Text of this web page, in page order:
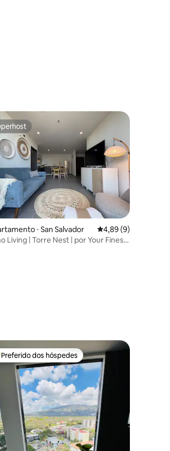
média de 5, 95 avaliações
média de 5, 14 avaliações
⋅ San Salvador 4,89 de uma
4,89 (9)
Living | Torre Nest | por Your Finest
média de 5, 106 avaliações
os melhores preferidos dos hóspedes
Preferido dos hóspedes